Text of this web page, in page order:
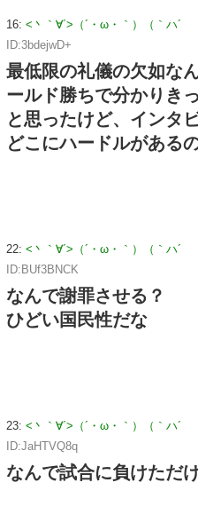
16: <丶｀∀´>（´・ω・｀）（｀ハ´
ID:3bdejwD+
最低限の礼儀の欠如な
ールド勝ちで分かりき
と思ったけど、インタ
どこにハードルがある
22: <丶｀∀´>（´・ω・｀）（｀ハ´
ID:BUf3BNCK
なんで謝罪させる？
ひどい国民性だな
23: <丶｀∀´>（´・ω・｀）（｀ハ´
ID:JaHTVQ8q
なんで試合に負けただ